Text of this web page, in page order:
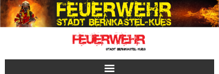
Skip
to
content